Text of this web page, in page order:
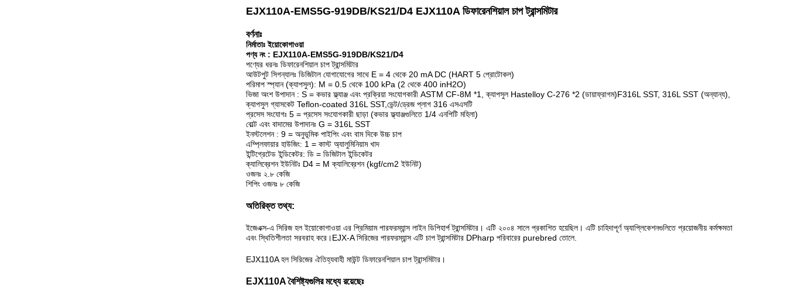
EJX110A-EMS5G-919DB/KS21/D4 EJX110A ডিফারেনশিয়াল চাপ ট্রান্সমিটার
বর্ণনাঃ
নির্মাতাঃ ইয়োকোগাওয়া
পণ্য নং : EJX110A-EMS5G-919DB/KS21/D4
পণ্যের ধরনঃ ডিফারেনশিয়াল চাপ ট্রান্সমিটার
আউটপুট সিগন্যালঃ ডিজিটাল যোগাযোগের সাথে E = 4 থেকে 20 mA DC (HART 5 প্রোটোকল)
পরিমাপ স্প্যান (ক্যাপসুল): M = 0.5 থেকে 100 kPa (2 থেকে 400 inH2O)
ভিজা অংশ উপাদান : S = কভার ফ্ল্যাঞ্জ এবং প্রক্রিয়া সংযোগকারী ASTM CF-8M *1, ক্যাপসুল Hastelloy C-276 *2 (ডায়াফ্রাগম)F316L SST, 316L SST (অন্যান্য),
ক্যাপসুল গ্যাসকেট Teflon-coated 316L SST,ভেন্ট/ড্রেজ প্লাগ 316 এসএসটি
প্রসেস সংযোগঃ 5 = প্রসেস সংযোগকারী ছাড়া (কভার ফ্ল্যাঞ্জগুলিতে 1/4 এনপিটি মহিলা)
বোল্ট এবং বাদামের উপাদানঃ G = 316L SST
ইনস্টলেশন : 9 = অনুভূমিক পাইপিং এবং বাম দিকে উচ্চ চাপ
এম্প্লিফায়ার হাউজিং: 1 = কাস্ট অ্যালুমিনিয়াম খাদ
ইন্টিগ্রেটেড ইন্ডিকেটর: ডি = ডিজিটাল ইন্ডিকেটর
ক্যালিব্রেশন ইউনিটঃ D4 = M ক্যালিব্রেশন (kgf/cm2 ইউনিট)
ওজনঃ ২.৮ কেজি
শিপিং ওজনঃ ৮ কেজি
অতিরিক্ত তথ্য:
ইজেএক্স-এ সিরিজ হল ইয়োকোগাওয়া এর প্রিমিয়াম পারফরম্যান্স লাইন ডিপিহার্প ট্রান্সমিটার। এটি ২০০৪ সালে প্রকাশিত হয়েছিল। এটি চাহিদাপূর্ণ অ্যাপ্লিকেশনগুলিতে প্রয়োজনীয় কর্মক্ষমতা
এবং স্থিতিশীলতা সরবরাহ করে।EJX-A সিরিজের পারফরম্যান্স এটি চাপ ট্রান্সমিটার DPharp পরিবারের purebred তোলে.
EJX110A হল সিরিজের ঐতিহ্যবাহী মাউন্ট ডিফারেনশিয়াল চাপ ট্রান্সমিটার।
EJX110A বৈশিষ্ট্যগুলির মধ্যে রয়েছেঃ